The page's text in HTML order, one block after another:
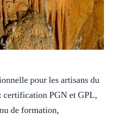
pour les artisans du
certification PGN et GPL,
de formation,